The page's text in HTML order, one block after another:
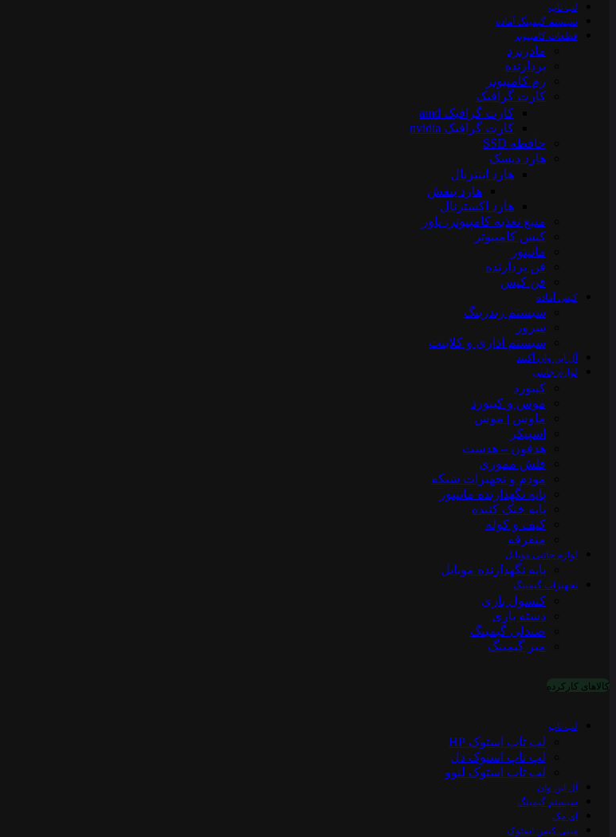
لپ تاپ
سیستم گیمینگ آماده
قطعات کامپیوتر
مادربرد
پردازنده
رم کامپیوتر
کارت گرافیک
کارت گرافیک amd
کارت گرافیک nvidia
حافظه SSD
هارد دیسک
هارد اینترنال
هارد بنفش
هارد اکسترنال
منبع تغذیه کامپیوتر، پاور
کیس کامپیوتر
مانیتور
فن پردازنده
فن کیس
کیس آماده
سیستم رندرینگ
سرور
سیستم‌ اداری و کلاینت
آل این وان آکبند
لوازم جانبی
کیبورد
موس و کیبورد
ماوس | موس
اسپیکر
هدفون – هدست
فلش مموری
مودم و تجهیزات شبکه
پایه نگهدارنده مانیتور
پایه خنک کننده
کیف و کوله
متفرقه
لوازم جانبی موبایل
پایه نگهدارنده موبایل
تجهیزات گیمینگ
کنسول بازی
دسته بازی
صندلی گیمینگ
میز گیمینگ
کالاهای کارکرده
لپ تاپ
لپ تاپ استوک HP
لپ تاپ استوک دل
لپ تاپ استوک لنوو
آل این وان
سیستم گیمینگ
آی مک
مینی کیس استوک